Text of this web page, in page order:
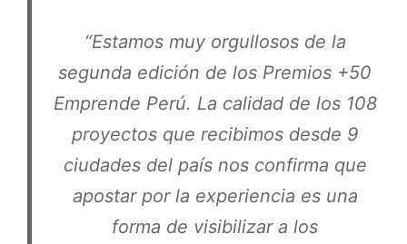
“Estamos muy orgullosos de la
segunda edición de los Premios +50
Emprende Perú. La calidad de los 108
proyectos que recibimos desde 9
ciudades del país nos confirma que
apostar por la experiencia es una
forma de visibilizar a los